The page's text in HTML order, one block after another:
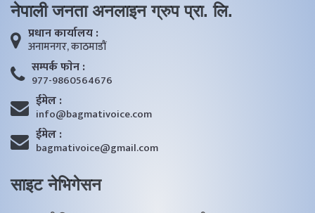
नेपाली जनता अनलाइन ग्रुप प्रा. लि.
प्रधान कार्यालय :
अनामनगर, काठमाडाैं
सम्पर्क फाेन :
977-9860564676
ईमेल :
info@bagmativoice.com
ईमेल :
bagmativoice@gmail.com
साइट नेभिगेसन